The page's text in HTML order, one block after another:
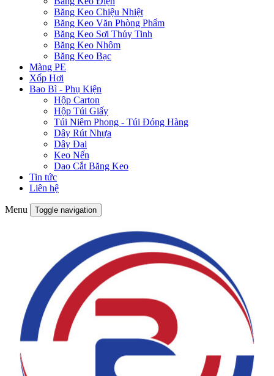
Băng Keo Chiệu Nhiệt
Băng Keo Văn Phòng Phẩm
Băng Keo Sợi Thủy Tinh
Băng Keo Nhôm
Băng Keo Bạc
Màng PE
Xốp Hơi
Bao Bì - Phụ Kiện
Hộp Carton
Hộp Túi Giấy
Túi Niêm Phong - Túi Đóng Hàng
Dây Rút Nhựa
Dây Đai
Keo Nến
Dao Cắt Băng Keo
Tin tức
Liên hệ
Menu Toggle navigation